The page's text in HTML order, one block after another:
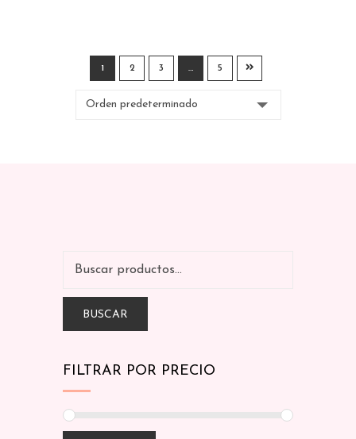
1 2 3 … 5
BUSCAR
FILTRAR POR PRECIO